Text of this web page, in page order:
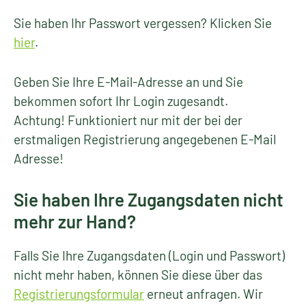
Sie haben Ihr Passwort vergessen? Klicken Sie
hier.
Geben Sie Ihre E-Mail-Adresse an und Sie
bekommen sofort Ihr Login zugesandt.
Achtung! Funktioniert nur mit der bei der
erstmaligen Registrierung angegebenen E-Mail
Adresse!
Sie haben Ihre Zugangsdaten nicht
mehr zur Hand?
Falls Sie Ihre Zugangsdaten (Login und Passwort)
nicht mehr haben, können Sie diese über das
Registrierungsformular erneut anfragen. Wir